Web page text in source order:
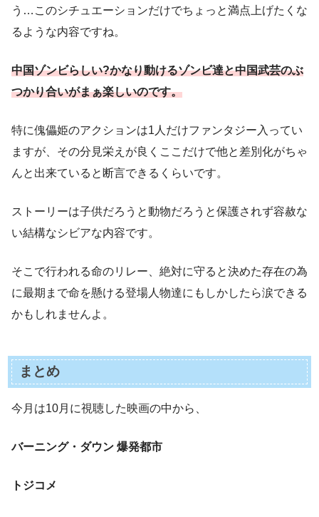
う…このシチュエーションだけでちょっと満点上げたくな
るような内容ですね。
中国ゾンビらしい?かなり動けるゾンビ達と中国武芸のぶ
つかり合いがまぁ楽しいのです。
特に傀儡姫のアクションは1人だけファンタジー入ってい
ますが、その分見栄えが良くここだけで他と差別化がちゃ
んと出来ていると断言できるくらいです。
ストーリーは子供だろうと動物だろうと保護されず容赦な
い結構なシビアな内容です。
そこで行われる命のリレー、絶対に守ると決めた存在の為
に最期まで命を懸ける登場人物達にもしかしたら涙できる
かもしれませんよ。
まとめ
今月は10月に視聴した映画の中から、
バーニング・ダウン 爆発都市
トジコメ